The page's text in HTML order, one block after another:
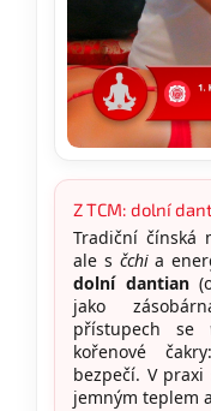
Z TCM: dolní
Tradiční čínská
ale s čchia
dolní dantian
jako
přístupech se
kořenové
bezpečí. V
jemným teplem